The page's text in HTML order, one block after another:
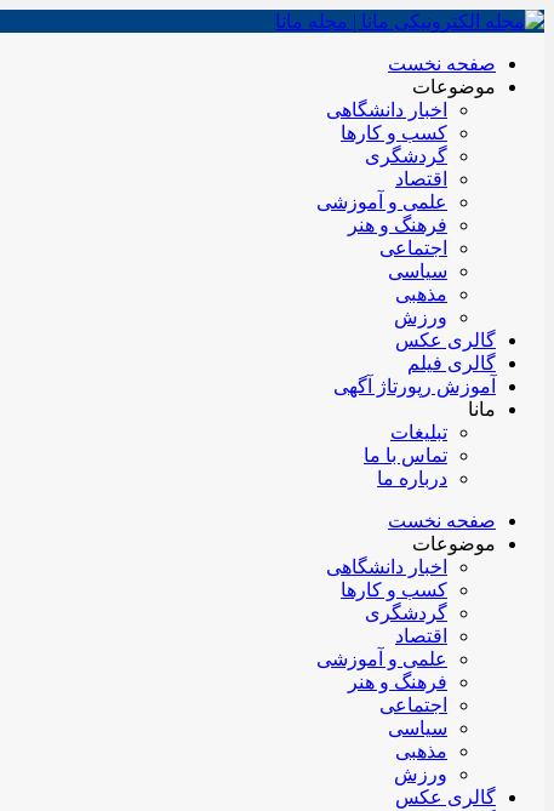
صفحه نخست
موضوعات
اخبار دانشگاهی
کسب و کارها
گردشگری
اقتصاد
علمی و آموزشی
فرهنگ و هنر
اجتماعی
سیاسی
مذهبی
ورزش
گالری عکس
گالری فیلم
آموزش رپورتاژ آگهی
مانا
تبلیغات
تماس با ما
درباره ما
صفحه نخست
موضوعات
اخبار دانشگاهی
کسب و کارها
گردشگری
اقتصاد
علمی و آموزشی
فرهنگ و هنر
اجتماعی
سیاسی
مذهبی
ورزش
گالری عکس